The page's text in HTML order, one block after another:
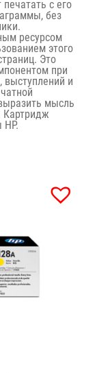
с его
без
ресурсом
этого
Это
при
выступлений и
мысль
Картридж